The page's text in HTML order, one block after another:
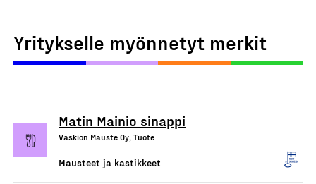
Yritykselle myönnetyt merkit
Matin Mainio sinappi
Vaskion Mauste Oy, Tuote
Mausteet ja kastikkeet